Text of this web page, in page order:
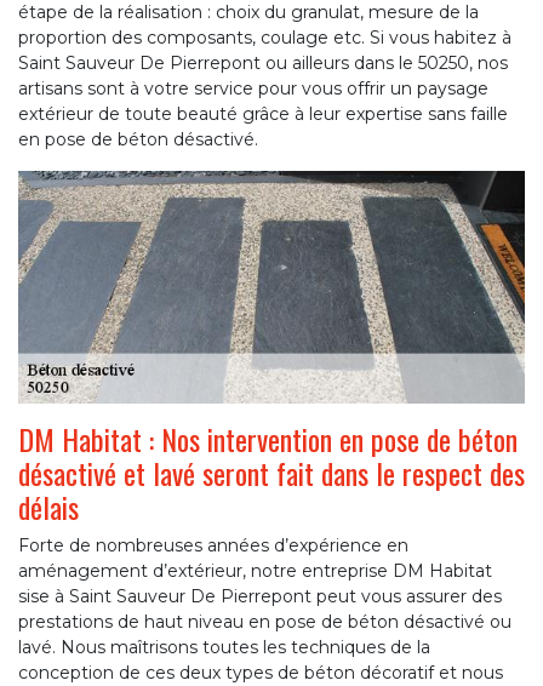
étape de la réalisation : choix du granulat, mesure de la
proportion des composants, coulage etc. Si vous habitez à
Saint Sauveur De Pierrepont ou ailleurs dans le 50250, nos
artisans sont à votre service pour vous offrir un paysage
extérieur de toute beauté grâce à leur expertise sans faille
en pose de béton désactivé.
DM Habitat : Nos intervention en pose de béton
désactivé et lavé seront fait dans le respect des
délais
Forte de nombreuses années d’expérience en
aménagement d’extérieur, notre entreprise DM Habitat
sise à Saint Sauveur De Pierrepont peut vous assurer des
prestations de haut niveau en pose de béton désactivé ou
lavé. Nous maîtrisons toutes les techniques de la
conception de ces deux types de béton décoratif et nous